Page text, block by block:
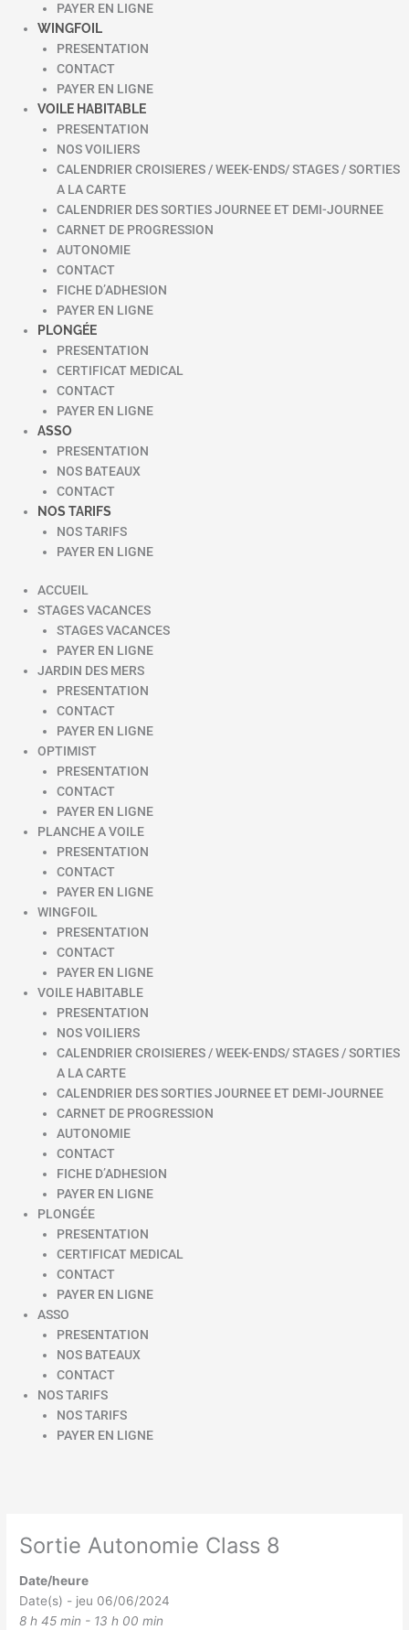
PAYER EN LIGNE
WINGFOIL
PRESENTATION
CONTACT
PAYER EN LIGNE
VOILE HABITABLE
PRESENTATION
NOS VOILIERS
CALENDRIER CROISIERES / WEEK-ENDS/ STAGES / SORTIES
A LA CARTE
CALENDRIER DES SORTIES JOURNEE ET DEMI-JOURNEE
CARNET DE PROGRESSION
AUTONOMIE
CONTACT
FICHE D’ADHESION
PAYER EN LIGNE
PLONGÉE
PRESENTATION
CERTIFICAT MEDICAL
CONTACT
PAYER EN LIGNE
ASSO
PRESENTATION
NOS BATEAUX
CONTACT
NOS TARIFS
NOS TARIFS
PAYER EN LIGNE
ACCUEIL
STAGES VACANCES
STAGES VACANCES
PAYER EN LIGNE
JARDIN DES MERS
PRESENTATION
CONTACT
PAYER EN LIGNE
OPTIMIST
PRESENTATION
CONTACT
PAYER EN LIGNE
PLANCHE A VOILE
PRESENTATION
CONTACT
PAYER EN LIGNE
WINGFOIL
PRESENTATION
CONTACT
PAYER EN LIGNE
VOILE HABITABLE
PRESENTATION
NOS VOILIERS
CALENDRIER CROISIERES / WEEK-ENDS/ STAGES / SORTIES
A LA CARTE
CALENDRIER DES SORTIES JOURNEE ET DEMI-JOURNEE
CARNET DE PROGRESSION
AUTONOMIE
CONTACT
FICHE D’ADHESION
PAYER EN LIGNE
PLONGÉE
PRESENTATION
CERTIFICAT MEDICAL
CONTACT
PAYER EN LIGNE
ASSO
PRESENTATION
NOS BATEAUX
CONTACT
NOS TARIFS
NOS TARIFS
PAYER EN LIGNE
Sortie Autonomie Class 8
Date/heure
Date(s) - jeu 06/06/2024
8 h 45 min - 13 h 00 min